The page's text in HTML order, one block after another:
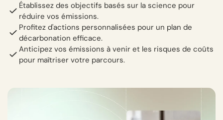
Établissez des objectifs basés sur la science pour
réduire vos émissions.
Profitez d'actions personnalisées pour un plan de
décarbonation efficace.
Anticipez vos émissions à venir et les risques de coûts
pour maîtriser votre parcours.